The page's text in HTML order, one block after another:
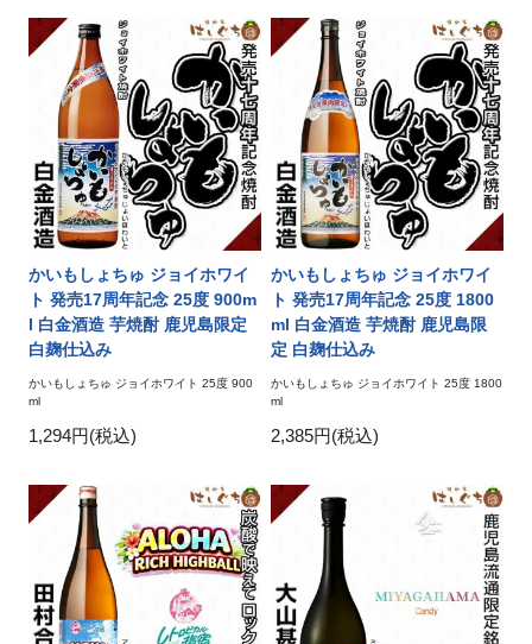
かいもしょちゅ ジョイホワイ
ト 発売17周年記念 25度 900m
l 白金酒造 芋焼酎 鹿児島限定
白麹仕込み
かいもしょちゅ ジョイホワイト 25度 900
ml
1,294円(税込)
かいもしょちゅ ジョイホワイ
ト 発売17周年記念 25度 1800
ml 白金酒造 芋焼酎 鹿児島限
定 白麹仕込み
かいもしょちゅ ジョイホワイト 25度 1800
ml
2,385円(税込)